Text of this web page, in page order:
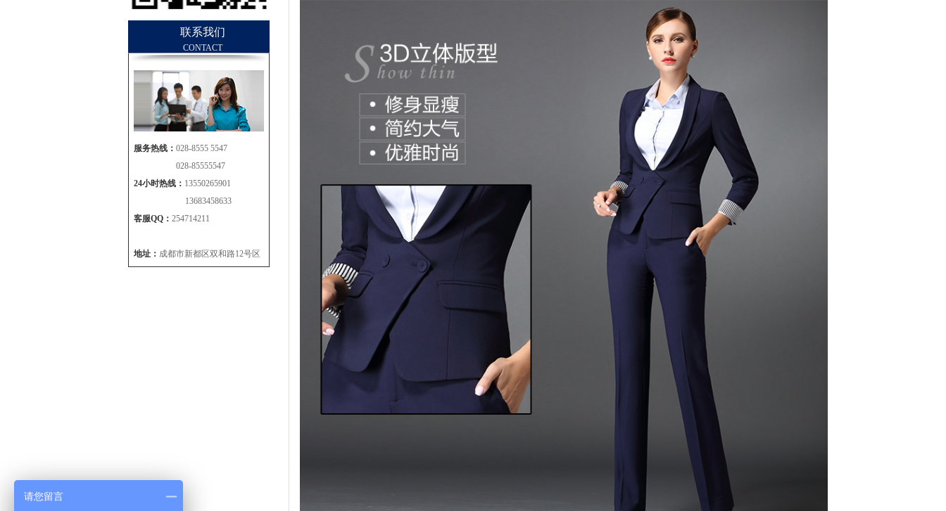
联系我们
CONTACT
服务热线： 028-8555 5547
028-85555547
24小时热线： 13550265901
13683458633
客服QQ： 254714211
地址： 成都市新都区双和路12号区
请您留言